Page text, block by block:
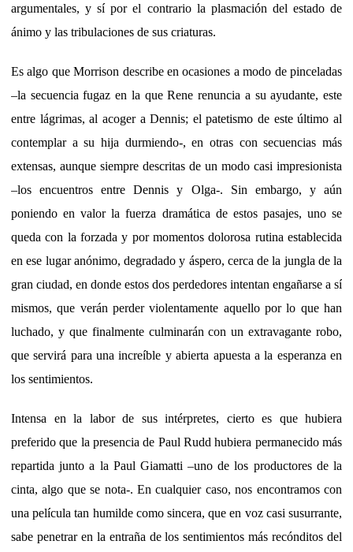
argumentales, y sí por el contrario la plasmación del estado de
ánimo y las tribulaciones de sus criaturas.
Es algo que Morrison describe en ocasiones a modo de pinceladas
–la secuencia fugaz en la que Rene renuncia a su ayudante, este
entre lágrimas, al acoger a Dennis; el patetismo de este último al
contemplar a su hija durmiendo-, en otras con secuencias más
extensas, aunque siempre descritas de un modo casi impresionista
–los encuentros entre Dennis y Olga-. Sin embargo, y aún
poniendo en valor la fuerza dramática de estos pasajes, uno se
queda con la forzada y por momentos dolorosa rutina establecida
en ese lugar anónimo, degradado y áspero, cerca de la jungla de la
gran ciudad, en donde estos dos perdedores intentan engañarse a sí
mismos, que verán perder violentamente aquello por lo que han
luchado, y que finalmente culminarán con un extravagante robo,
que servirá para una increíble y abierta apuesta a la esperanza en
los sentimientos.
Intensa en la labor de sus intérpretes, cierto es que hubiera
preferido que la presencia de Paul Rudd hubiera permanecido más
repartida junto a la Paul Giamatti –uno de los productores de la
cinta, algo que se nota-. En cualquier caso, nos encontramos con
una película tan humilde como sincera, que en voz casi susurrante,
sabe penetrar en la entraña de los sentimientos más recónditos del